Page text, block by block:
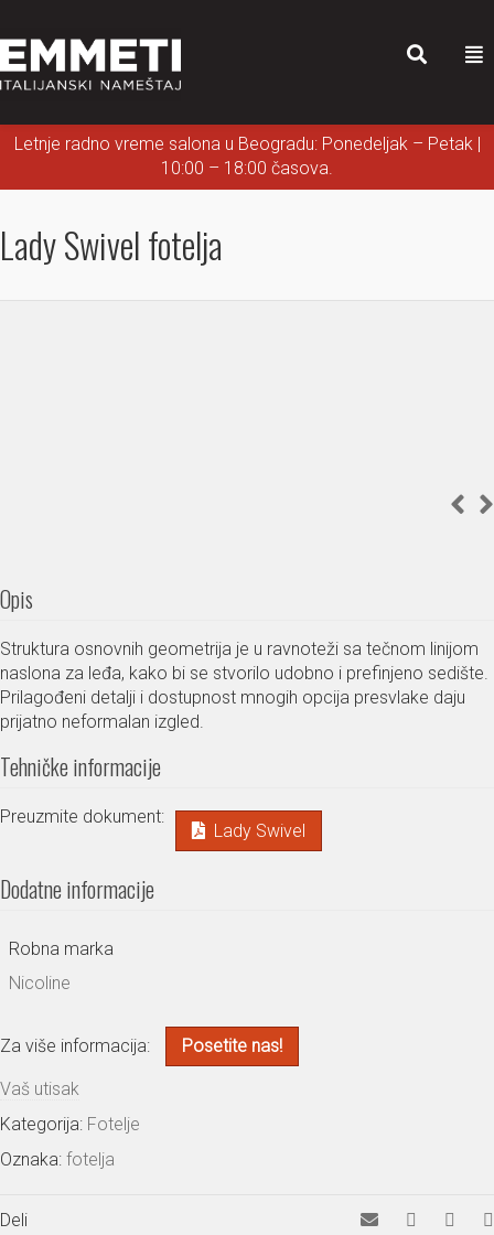
Letnje radno vreme salona u Beogradu: Ponedeljak – Petak |
10:00 – 18:00 časova.
Lady Swivel fotelja
Opis
Struktura osnovnih geometrija je u ravnoteži sa tečnom linijom
naslona za leđa, kako bi se stvorilo udobno i prefinjeno sedište.
Prilagođeni detalji i dostupnost mnogih opcija presvlake daju
prijatno neformalan izgled.
Tehničke informacije
Preuzmite dokument:
Lady Swivel
Dodatne informacije
Robna marka
Nicoline
Za više informacija: Posetite nas!
Vaš utisak
Kategorija: Fotelje
Oznaka: fotelja
Deli